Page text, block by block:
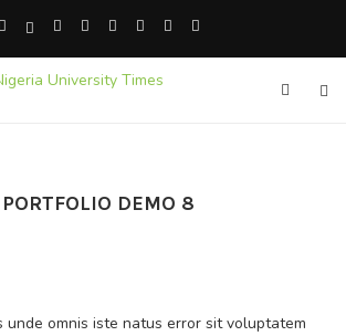
PORTFOLIO DEMO 8
unde omnis iste natus error sit voluptatem